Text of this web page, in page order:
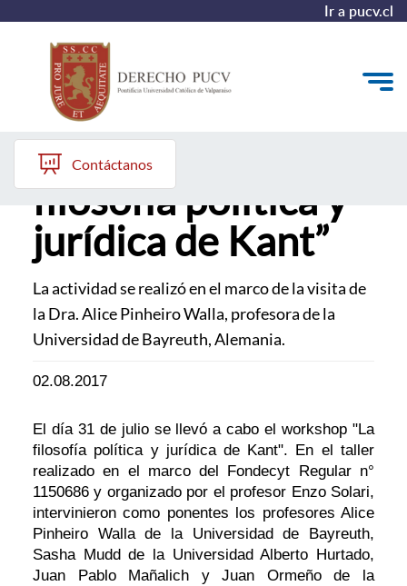
Ir a pucv.cl
Quiénes somos
Estudiantes y Admisión
Postgrados y Formación Continua
Vinculación con el Medio y Alumni
Contáctanos
Workshop: “La
filosofía política y
jurídica de Kant”
La actividad se realizó en el marco de la visita de
la Dra. Alice Pinheiro Walla, profesora de la
Universidad de Bayreuth, Alemania.
02.08.2017
El día 31 de julio se llevó a cabo el workshop "La
filosofía política y jurídica de Kant". En el taller
realizado en el marco del Fondecyt Regular n°
1150686 y organizado por el profesor Enzo Solari,
intervinieron como ponentes los profesores Alice
Pinheiro Walla de la Universidad de Bayreuth,
Sasha Mudd de la Universidad Alberto Hurtado,
Juan Pablo Mañalich y Juan Ormeño de la